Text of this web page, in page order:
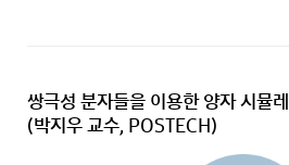
쌍극성 분자들을 이용한 양자 시뮬
(박지우 교수, POSTECH)